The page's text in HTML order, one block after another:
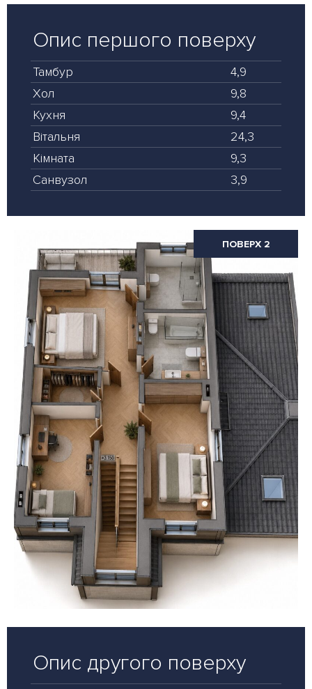
Опис першого поверху
Тамбур
4,9
Хол
9,8
Кухня
9,4
Вітальня
24,3
Кімната
9,3
Санвузол
3,9
ПОВЕРХ 2
Опис другого поверху